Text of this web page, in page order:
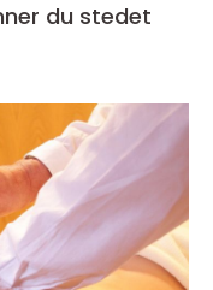
du stedet